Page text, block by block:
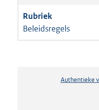
Beleidsregels
Authentieke